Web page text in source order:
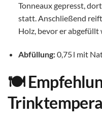
Tonneaux gepresst,
statt. Anschließend
Holz, bevor er abgefüllt
Abfüllung:0,75 l mit
🍽️